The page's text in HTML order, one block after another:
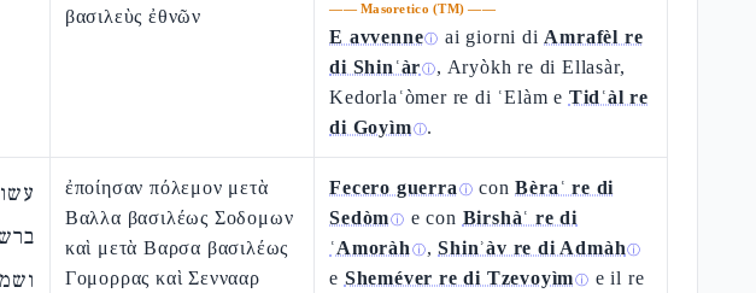
βασιλεὺς ἐθνῶν
——Masoretico (TM) ——
E avvenneⓘ ai giorni di Amrafèl re
di Shinʿàrⓘ, Aryòkh re di Ellasàr,
Kedorlaʿòmer re di ʿElàm e Tidʿàl re
di Goyìmⓘ.
ἐποίησαν πόλεμον μετὰ
Βαλλα βασιλέως Σοδομων
καὶ μετὰ Βαρσα βασιλέως
Γομορρας καὶ Σεννααρ
Fecero guerra ⓘ conBèraʿ re di
Sedòmⓘ e con Birshàʿ re di
ʿAmoràh ⓘ,Shinʾàv re di Admàh ⓘ
e Sheméver re di Tzevoyìmⓘ e il re